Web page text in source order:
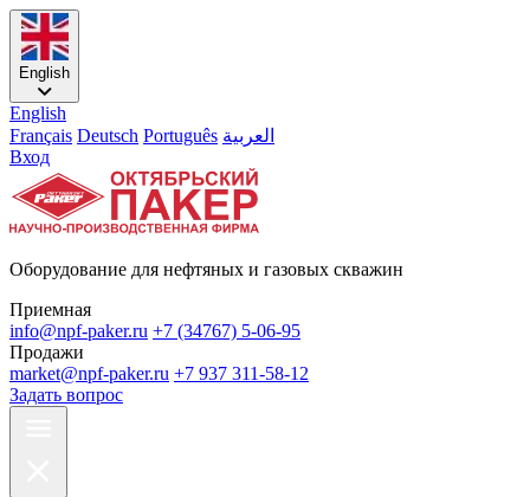
English
English
Français Deutsch Português العربية
Вход
Оборудование для нефтяных и газовых скважин
Приемная
info@npf-paker.ru +7 (34767) 5-06-95
Продажи
market@npf-paker.ru +7 937 311-58-12
Задать вопрос